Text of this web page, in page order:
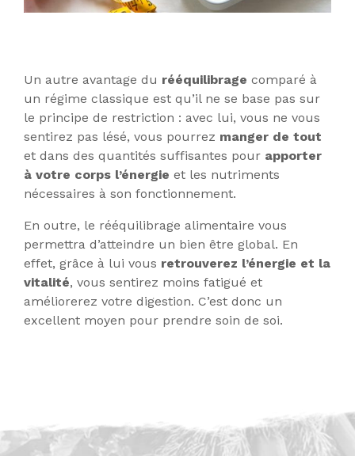
Un autre avantage du rééquilibrage comparé à
un régime classique est qu’il ne se base pas sur
le principe de restriction : avec lui, vous ne vous
sentirez pas lésé, vous pourrez manger de tout
et dans des quantités suffisantes pour apporter
à votre corps l’énergie et les nutriments
nécessaires à son fonctionnement.
En outre, le rééquilibrage alimentaire vous
permettra d’atteindre un bien être global. En
effet, grâce à lui vous retrouverez l’énergie et la
vitalité, vous sentirez moins fatigué et
améliorerez votre digestion. C’est donc un
excellent moyen pour prendre soin de soi.